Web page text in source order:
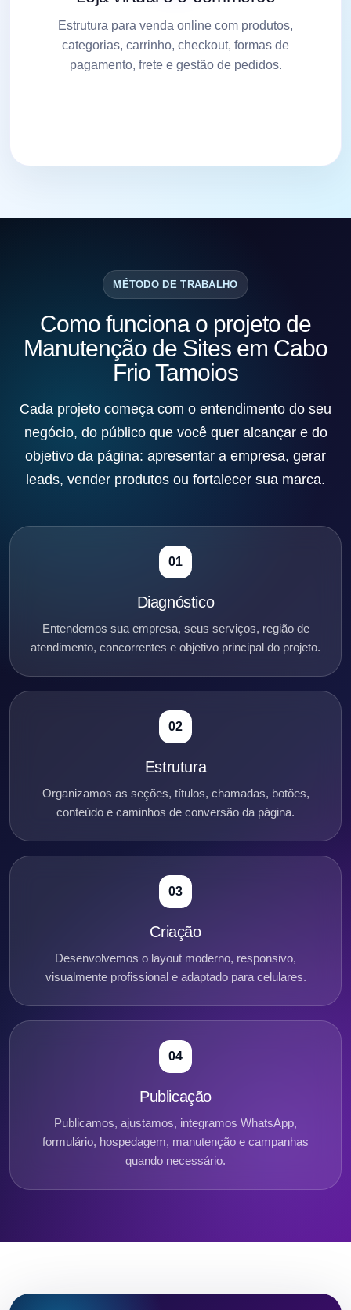
Estrutura para venda online com produtos,
categorias, carrinho, checkout, formas de
pagamento, frete e gestão de pedidos.
MÉTODO DE TRABALHO
Como funciona o projeto de
Manutenção de Sites em Cabo
Frio Tamoios
Cada projeto começa com o entendimento do seu
negócio, do público que você quer alcançar e do
objetivo da página: apresentar a empresa, gerar
leads, vender produtos ou fortalecer sua marca.
01
Diagnóstico
Entendemos sua empresa, seus serviços, região de
atendimento, concorrentes e objetivo principal do projeto.
02
Estrutura
Organizamos as seções, títulos, chamadas, botões,
conteúdo e caminhos de conversão da página.
03
Criação
Desenvolvemos o layout moderno, responsivo,
visualmente profissional e adaptado para celulares.
04
Publicação
Publicamos, ajustamos, integramos WhatsApp,
formulário, hospedagem, manutenção e campanhas
quando necessário.